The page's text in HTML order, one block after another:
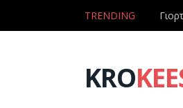
TRENDING
KRO